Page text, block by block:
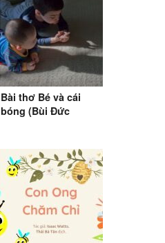
Bài thơ Bé và cái
bóng (Bùi Đức